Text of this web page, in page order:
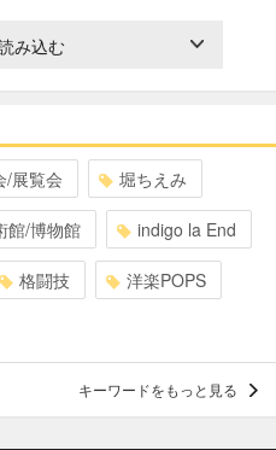
み込む
/展覧会 堀ちえみ
館/博物館 indigo la End
格闘技 洋楽POPS
キーワードをもっと見る